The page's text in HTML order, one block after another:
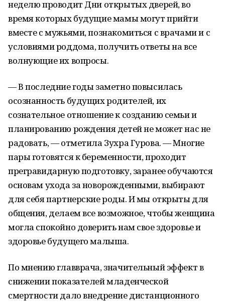
неделю проводит Дни открытых дверей, во
время которых будущие мамы могут прийти
вместе с мужьями, познакомиться с врачами и с
условиями роддома, получить ответы на все
волнующие их вопросы.
— В последние годы заметно повысилась
осознанность будущих родителей, их
сознательное отношение к созданию семьи и
планированию рождения детей не может нас не
радовать, — отметила Зухра Гурова. — Многие
пары готовятся к беременности, проходит
прегравидарную подготовку, заранее обучаются
основам ухода за новорожденными, выбирают
для себя партнерские роды. И мы открыты для
общения, делаем все возможное, чтобы женщина
могла спокойно доверить нам свое здоровье и
здоровье будущего малыша.
По мнению главврача, значительный эффект в
снижении показателей младенческой
смертности дало внедрение дистанционного